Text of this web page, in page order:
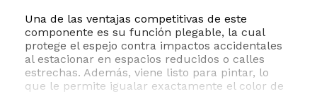
Una de las ventajas competitivas de este
componente es su función plegable, la cual
protege el espejo contra impactos accidentales
al estacionar en espacios reducidos o calles
estrechas. Además, viene listo para pintar, lo
que le permite igualar exactamente el color de